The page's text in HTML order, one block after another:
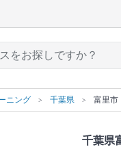
ニング 千葉県 富里市
千葉県